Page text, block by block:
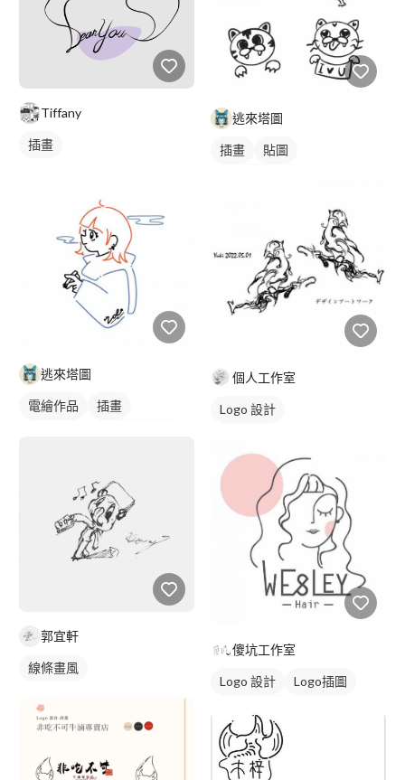
Tiffany
插畫
逃來塔圖
電繪作品
插畫
郭宜軒
線條畫風
逃來塔圖
插畫
貼圖
個人工作室
Logo 設計
傻坑工作室
Logo 設計
Logo插圖
黑白